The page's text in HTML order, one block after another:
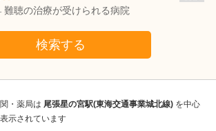
難聴の治療が受けられる病院
検索する
・薬局は 尾張星の宮駅(東海交通事業城北線) を中心
示されています